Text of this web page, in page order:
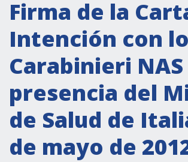
Secretaría Cultural
Secretaría Socioeconómica
Secretaría Técnico-científica
Forum Pymes
Conferencia Italia- América
Red para la promoción de la
género
Firma de la
Intención con
Carabinieri NAS
presencia del
de Salud de
de mayo de